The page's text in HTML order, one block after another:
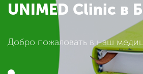
UNIMED Clinic в
Добро пожаловать в наш